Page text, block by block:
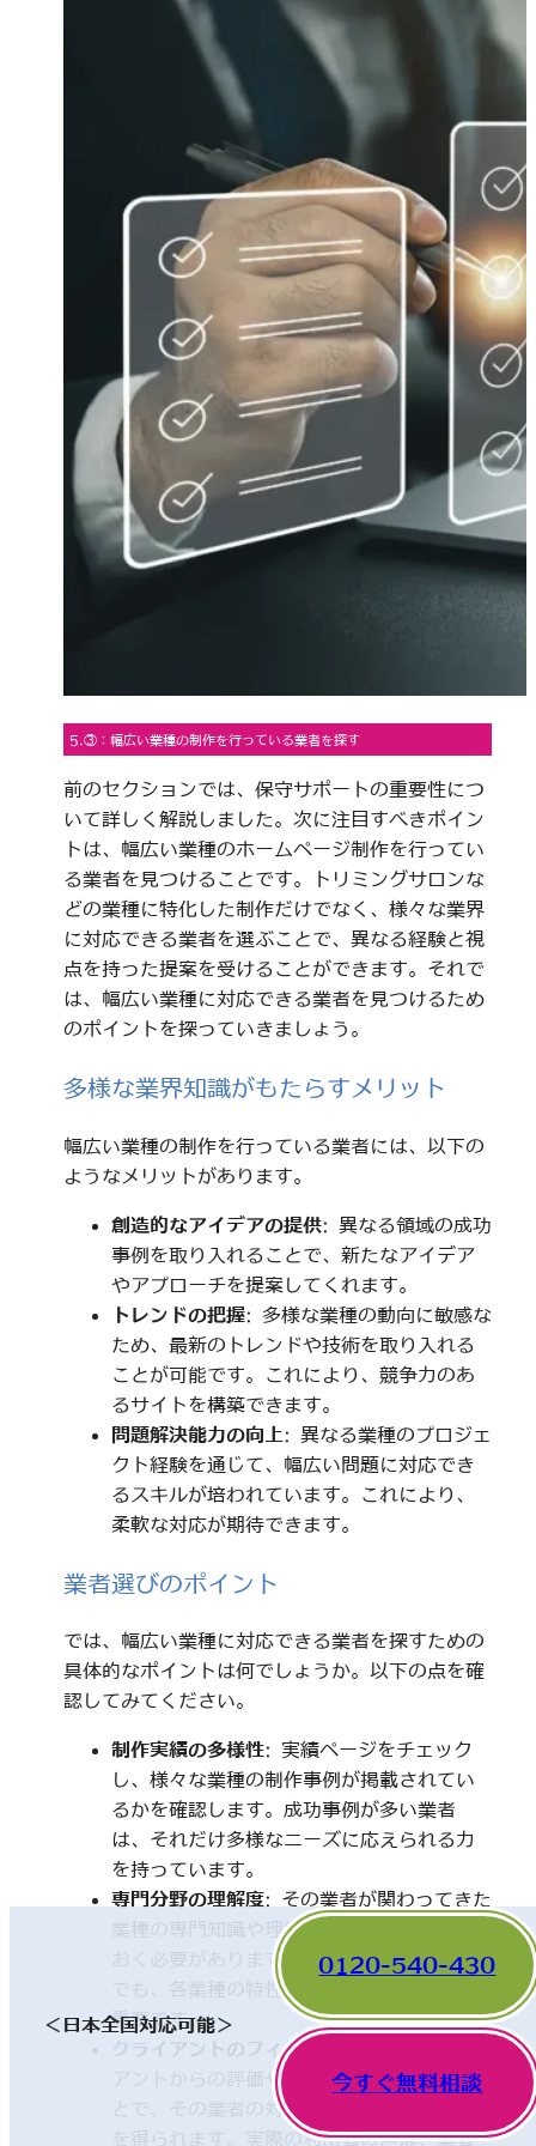
5.③：幅広い業種の制作を行っている業者を探す
前のセクションでは、保守サポートの重要性につ
いて詳しく解説しました。次に注目すべきポイン
トは、幅広い業種のホームページ制作を行ってい
る業者を見つけることです。トリミングサロンな
どの業種に特化した制作だけでなく、様々な業界
に対応できる業者を選ぶことで、異なる経験と視
点を持った提案を受けることができます。それで
は、幅広い業種に対応できる業者を見つけるため
のポイントを探っていきましょう。
多様な業界知識がもたらすメリット
幅広い業種の制作を行っている業者には、以下の
ようなメリットがあります。
創造的なアイデアの提供: 異なる領域の成功
事例を取り入れることで、新たなアイデア
やアプローチを提案してくれます。
トレンドの把握: 多様な業種の動向に敏感な
ため、最新のトレンドや技術を取り入れる
ことが可能です。これにより、競争力のあ
るサイトを構築できます。
問題解決能力の向上: 異なる業種のプロジェ
クト経験を通じて、幅広い問題に対応でき
るスキルが培われています。これにより、
柔軟な対応が期待できます。
業者選びのポイント
では、幅広い業種に対応できる業者を探すための
具体的なポイントは何でしょうか。以下の点を確
認してみてください。
制作実績の多様性: 実績ページをチェック
し、様々な業種の制作事例が掲載されてい
るかを確認します。成功事例が多い業者
は、それだけ多様なニーズに応えられる力
を持っています。
専門分野の理解度: その業者が関わってきた
業種の専門知識や理解度についても触れて
おく必要があります。一見、異なった分野
でも、各業種の特性を理解していることが
重要です。
クライアントのフィードバック
アントからの評価やレビューを確認するこ
とで、その業者の対応や成果に関する情報
を得られます。実際の利用者の声は、業者
＜日本全国対応可能＞
0120-540-430
今すぐ無料相談